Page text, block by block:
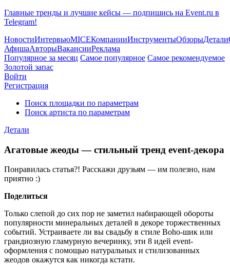
Главные тренды и лучшие кейсы — подпишись на Event.ru в
Telegram!
НовостиИнтервьюMICEКомпанииИнструментыОбзорыДетали
АфишаАвторыВакансииРеклама
Популярное за месяц Самое популярное Самое рекомендуемое
Золотой запас
Войти
Регистрация
Поиск площадки по параметрам
Поиск артиста по параметрам
Детали
Агатовые жеоды — стильный тренд event-декора
Понравилась статья?! Расскажи друзьям — им полезно, нам
приятно :)
Поделиться
Только слепой до сих пор не заметил набирающей обороты
популярности минеральных деталей в декоре торжественных
событий. Устраиваете ли вы свадьбу в стиле Boho-шик или
грандиозную гламурную вечеринку, эти 8 идей event-
оформления с помощью натуральных и стилизованных
жеодов окажутся как никогда кстати.